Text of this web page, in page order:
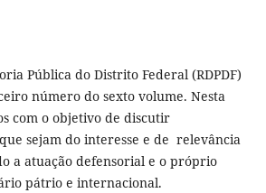
Pública do Distrito Federal (RDPDF)
número do sexto volume. Nesta
com o objetivo de discutir
sejam do interesse e de relevância
a atuação defensorial e o próprio
pátrio e internacional.